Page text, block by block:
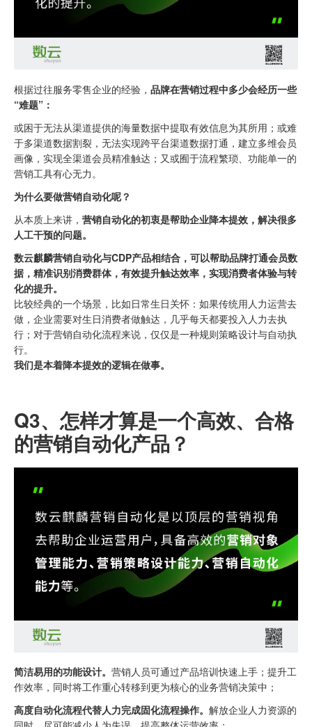
根据过往服务零售企业的经验， 品牌在营销过程中多少会经历一些
“难题”：
或困于无法从渠道提供的海量数据中提取有效信息为其所用；或难
于多渠道数据割裂，无法实现跨平台渠道数据打通，建立多维会员
画像，实现全渠道会员精准触达；又或囿于流程繁琐、功能单一的
营销工具有心无力。
为什么要做营销自动化呢？
从本质上来讲， 营销自动化的初衷是帮助企业降本提效，解决很多
人工干预的问题。
数云麒麟营销自动化与CDP产品相结合，可以帮助品牌打通会员数
据，精准识别消费群体，有效提升触达效率，实现消费者体验与转
化的提升。
比较经典的一个场景，比如日常生日关怀：如果传统用人力运营去
做，企业需要对生日消费者做触达，几乎每天都要投入人力去执
行；对于营销自动化流程来说，仅仅是一种规则策略设计与自动执
行。
我们是本着降本提效的逻辑在做事。
Q3、 怎样才算是一个高效、合格
的营销自动化产品？
简洁易用的功能设计。 营销人员可通过产品培训快速上手；提升工
作效率，同时将工作重心转移到更为核心的业务营销决策中；
高度自动化流程代替人力完成固化流程操作。 解放企业人力资源的